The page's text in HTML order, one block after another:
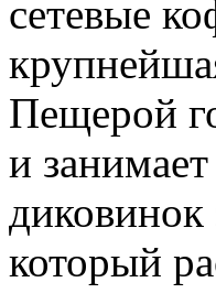
сетевые
Пещерой
и
диковинок
который